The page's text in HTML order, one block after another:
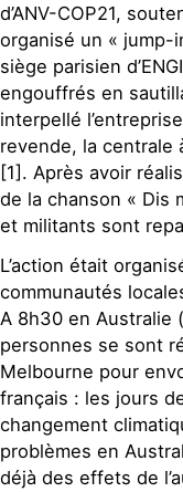
d’ANV-COP21,
organisé un « jump-
siège parisien
engouffrés en
interpellé
revende, la centrale
[1]. Après avoir
de la chanson « Dis
et militants sont
L’action était
communautés
A 8h30 en Australie
personnes se sont
Melbourne pour
français : les jours
changement
problèmes en
déjà des effets de